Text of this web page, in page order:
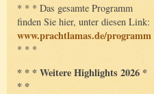
* * * Das gesamte Programm
finden Sie hier, unter diesen Link:
www.prachtlamas.de/programm
* * *
* * * Weitere Highlights 2026 *
* *